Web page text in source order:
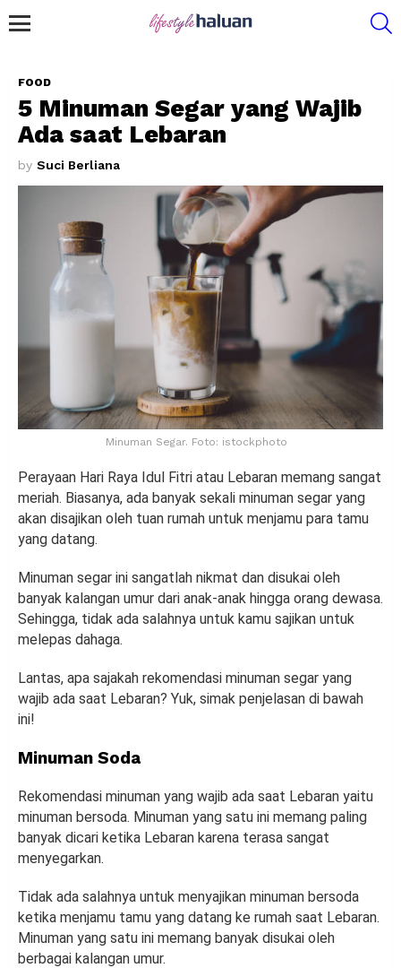
FOOD
5 Minuman Segar yang Wajib
Ada saat Lebaran
by Suci Berliana
Minuman Segar. Foto: istockphoto
Perayaan Hari Raya Idul Fitri atau Lebaran memang sangat
meriah. Biasanya, ada banyak sekali minuman segar yang
akan disajikan oleh tuan rumah untuk menjamu para tamu
yang datang.
Minuman segar ini sangatlah nikmat dan disukai oleh
banyak kalangan umur dari anak-anak hingga orang dewasa.
Sehingga, tidak ada salahnya untuk kamu sajikan untuk
melepas dahaga.
Lantas, apa sajakah rekomendasi minuman segar yang
wajib ada saat Lebaran? Yuk, simak penjelasan di bawah
ini!
Minuman Soda
Rekomendasi minuman yang wajib ada saat Lebaran yaitu
minuman bersoda. Minuman yang satu ini memang paling
banyak dicari ketika Lebaran karena terasa sangat
menyegarkan.
Tidak ada salahnya untuk menyajikan minuman bersoda
ketika menjamu tamu yang datang ke rumah saat Lebaran.
Minuman yang satu ini memang banyak disukai oleh
berbagai kalangan umur.